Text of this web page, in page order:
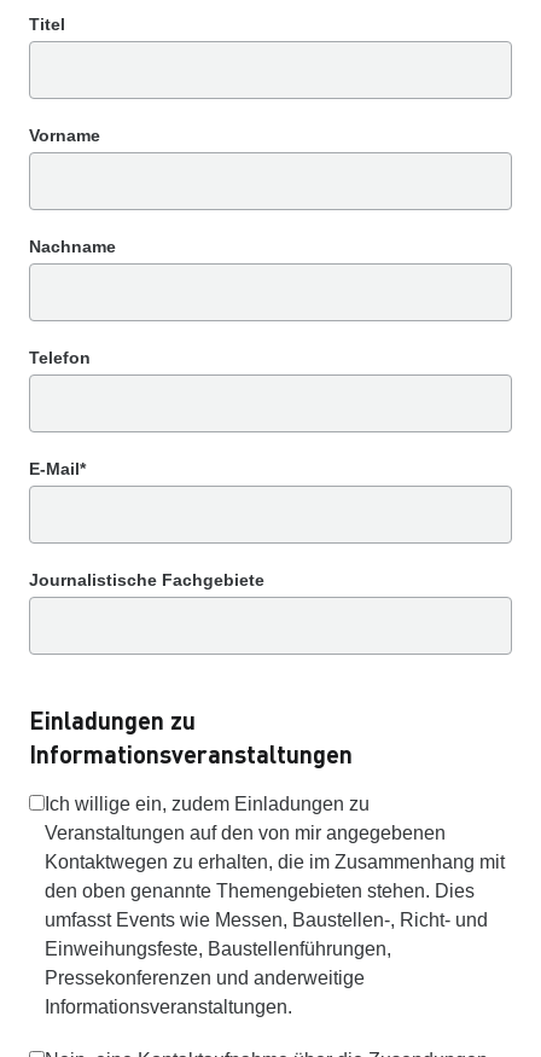
Titel
Vorname
Nachname
Telefon
E-Mail*
Journalistische Fachgebiete
Einladungen zu
Informationsveranstaltungen
Ich willige ein, zudem Einladungen zu
Veranstaltungen auf den von mir angegebenen
Kontaktwegen zu erhalten, die im Zusammenhang mit
den oben genannte Themengebieten stehen. Dies
umfasst Events wie Messen, Baustellen-, Richt- und
Einweihungsfeste, Baustellenführungen,
Pressekonferenzen und anderweitige
Informationsveranstaltungen.